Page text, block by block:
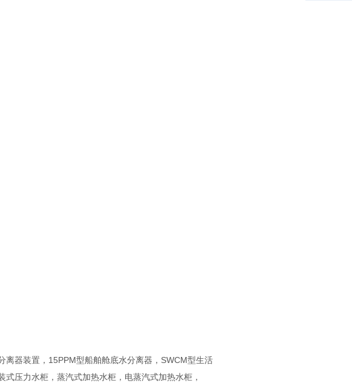
器装置，15PPM型船舶舱底水分离器，SWCM型生活
压力水柜，蒸汽式加热水柜，电蒸汽式加热水柜，